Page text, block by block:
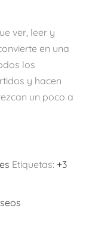
ver, leer y
en una
los
y hacen
un poco a
Etiquetas: +3